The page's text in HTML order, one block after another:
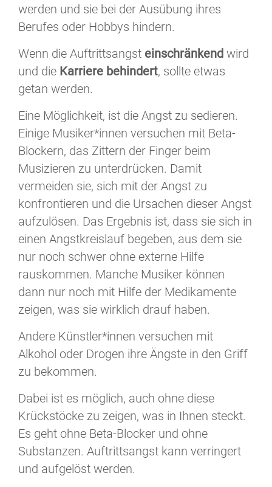
werden und sie bei der Ausübung ihres
Berufes oder Hobbys hindern.
Wenn die Auftrittsangst einschränkend wird
und die Karriere behindert, sollte etwas
getan werden.
Eine Möglichkeit, ist die Angst zu sedieren.
Einige Musiker*innen versuchen mit Beta-
Blockern, das Zittern der Finger beim
Musizieren zu unterdrücken. Damit
vermeiden sie, sich mit der Angst zu
konfrontieren und die Ursachen dieser Angst
aufzulösen. Das Ergebnis ist, dass sie sich in
einen Angstkreislauf begeben, aus dem sie
nur noch schwer ohne externe Hilfe
rauskommen. Manche Musiker können
dann nur noch mit Hilfe der Medikamente
zeigen, was sie wirklich drauf haben.
Andere Künstler*innen versuchen mit
Alkohol oder Drogen ihre Ängste in den Griff
zu bekommen.
Dabei ist es möglich, auch ohne diese
Krückstöcke zu zeigen, was in Ihnen steckt.
Es geht ohne Beta-Blocker und ohne
Substanzen. Auftrittsangst kann verringert
und aufgelöst werden.